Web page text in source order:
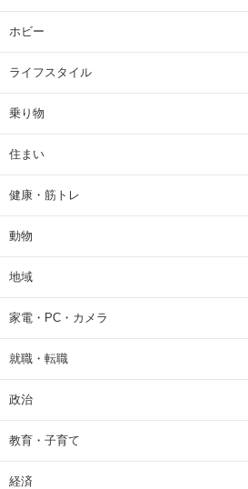
ホビー
ライフスタイル
乗り物
住まい
健康・筋トレ
動物
地域
家電・PC・カメラ
就職・転職
政治
教育・子育て
経済